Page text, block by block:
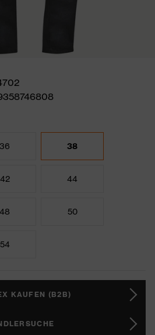
36 38
42 44
48 50
54
KAUFEN (B2B)